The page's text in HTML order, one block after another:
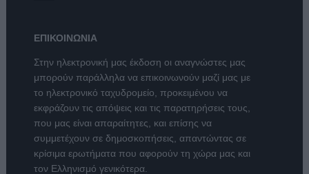
ΕΠΙΚΟΙΝΩΝΙΑ
Στην ηλεκτρονική μας έκδοση οι αναγνώστες μας
μπορούν παράλληλα να επικοινωνούν μαζί μας με
το ηλεκτρονικό ταχυδρομείο, προκειμένου να
εκφράζουν τις απόψεις και τις παρατηρήσεις τους,
που μας είναι απαραίτητες, και επίσης να
συμμετέχουν σε δημοσκοπήσεις, απαντώντας σε
κρίσιμα ερωτήματα που αφορούν τη χώρα μας και
τον Ελληνισμό γενικότερα.